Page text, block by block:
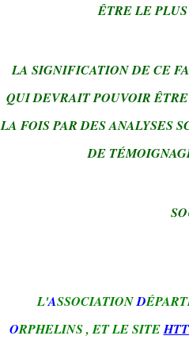
ÊTRE LE
LA SIGNIFICATION DE CE
QUI DEVRAIT POUVOIR
LA FOIS PAR DES ANALYSES
DE
L'ASSOCIATIOND
ORPHELINS,ET LE SITE